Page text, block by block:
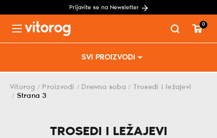
Prijavite se na Newsletter
SVI PROIZVODI
0
Vitorog / Proizvodi / Dnevna soba / Trosedi i ležajevi
/ Strana 3
TROSEDI I LEŽAJEVI